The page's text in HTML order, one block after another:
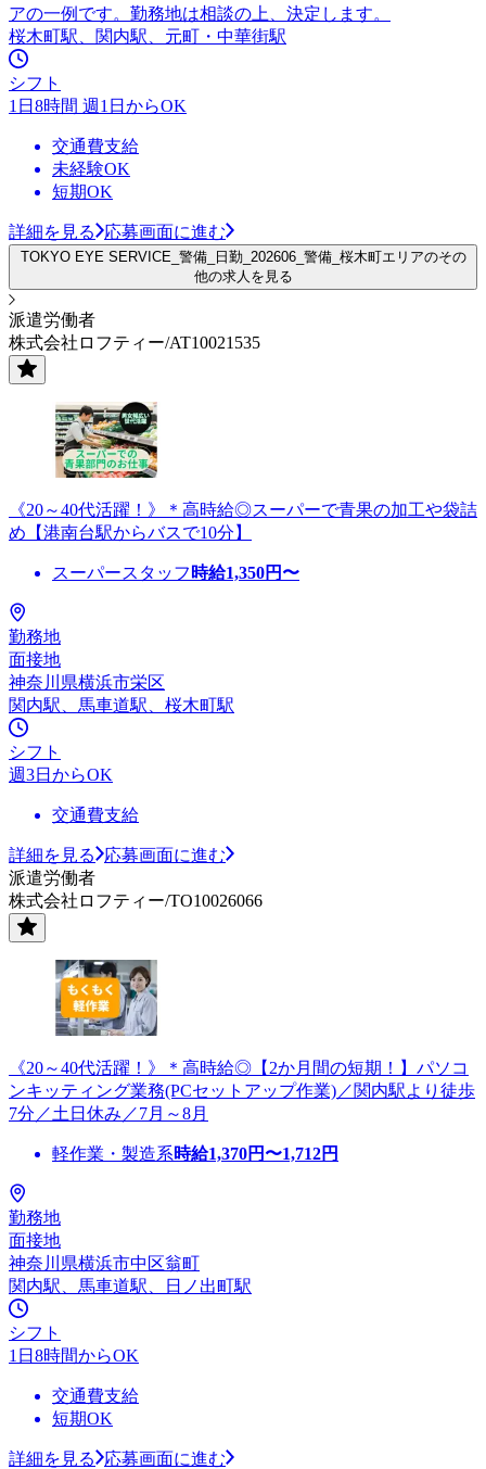
アの一例です。勤務地は相談の上、決定します。
桜木町駅、関内駅、元町・中華街駅
シフト
1日8時間 週1日からOK
交通費支給
未経験OK
短期OK
詳細を見る 応募画面に進む
TOKYO EYE SERVICE_警備_日勤_202606_警備_桜木町エリアのその
他の求人を見る
派遣労働者
株式会社ロフティー/AT10021535
《20～40代活躍！》＊高時給◎スーパーで青果の加工や袋詰
め【港南台駅からバスで10分】
スーパースタッフ 時給1,350円〜
勤務地
面接地
神奈川県横浜市栄区
関内駅、馬車道駅、桜木町駅
シフト
週3日からOK
交通費支給
詳細を見る
応募画面に進む
派遣労働者
株式会社ロフティー/TO10026066
《20～40代活躍！》＊高時給◎【2か月間の短期！】パソコ
ンキッティング業務(PCセットアップ作業)／関内駅より徒歩
7分／土日休み／7月～8月
軽作業・製造系時給1,370円〜1,712円
勤務地
面接地
神奈川県横浜市中区翁町
関内駅、馬車道駅、日ノ出町駅
シフト
1日8時間からOK
交通費支給
短期OK
詳細を見る 応募画面に進む